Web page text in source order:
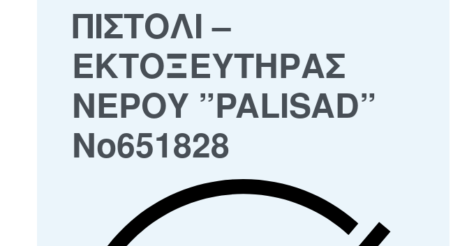
ΠΙΣΤΟΛΙ –
ΕΚΤΟΞΕΥΤΗΡΑΣ
ΝΕΡΟΥ ”PALISAD”
No651828